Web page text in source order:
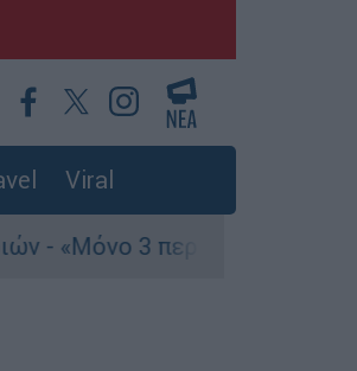
Viral
περιστατικά έχουν